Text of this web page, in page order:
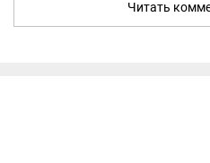
Читать